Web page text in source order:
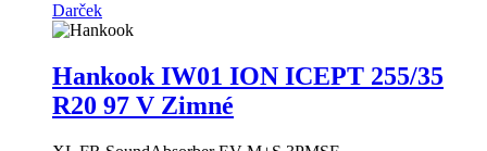
Darček
Hankook IW01 ION ICEPT 255/35
R20 97 V Zimné